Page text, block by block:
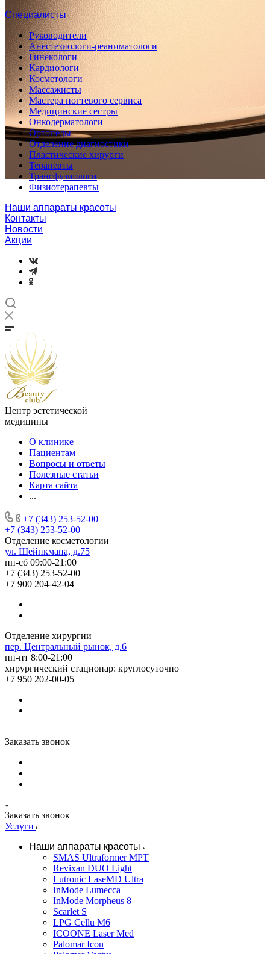
Специалисты
Руководители
Анестезиологи-реаниматологи
Гинекологи
Кардиологи
Косметологи
Массажисты
Мастера ногтевого сервиса
Медицинские сестры
Онкодерматологи
Ортопеды
Отделение диагностики
Пластические хирурги
Терапевты
Трансфузиологи
Физиотерапевты
Наши аппараты красоты
Контакты
Новости
Акции
Центр эстетической
медицины
О клинике
Пациентам
Вопросы и ответы
Полезные статьи
Карта сайта
...
+7 (343) 253-52-00
+7 (343) 253-52-00
Отделение косметологии
ул. Шейнкмана, д.75
пн-сб 09:00-21:00
+7 (343) 253-52-00
+7 900 204-42-04
Отделение хирургии
пер. Центральный рынок, д.6
пн-пт 8:00-21:00
хирургический стационар: круглосуточно
+7 950 202-00-05
Заказать звонок
Заказать звонок
Услуги
Наши аппараты красоты
SMAS Ultraformer MPT
Revixan DUO Light
Lutronic LaseMD Ultra
InMode Lumecca
InMode Morpheus 8
Scarlet S
LPG Cellu M6
ICOONE Laser Med
Palomar Icon